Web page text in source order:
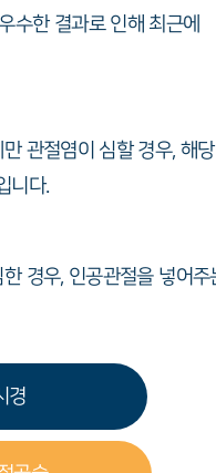
수한 결과로 인해 최근에
관절염이 심할 경우, 해당
니다.
경우, 인공관절을 넣어주
경